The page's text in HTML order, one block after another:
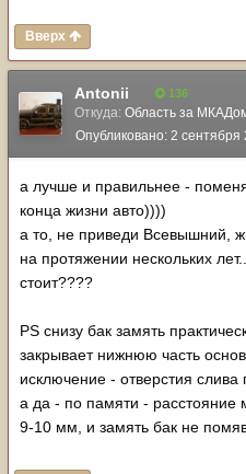
Вверх
Antonii 136
Откуда: Область за
Опубликовано: 2 сентября
а лучше и правильнее -
конца жизни авто))))
а то, не приведи Всевышний,
на протяжении нескольких
стоит????
PS снизу бак замять
закрывает нижнюю часть
исключение - отверстия слива
а да - по памяти - расстояние
9-10 мм, и замять бак не